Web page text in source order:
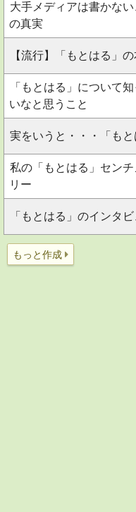
大手メディアは書かない
の真実
【流行】「もとはる」
「もとはる」について
いなと思うこと
実をいうと・・・「も
私の「もとはる」セン
リー
「もとはる」のインタ
もっと作成